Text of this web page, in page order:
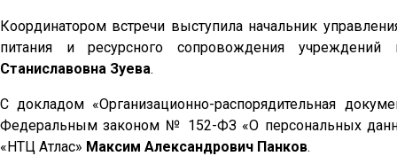
Координатором встречи выступила начальник
питания и ресурсного сопровождения
Станиславовна Зуева.
С докладом «Организационно-распорядительная
Федеральным законом № 152-ФЗ «О персональных
«НТЦ Атлас» Максим Александрович Панков.